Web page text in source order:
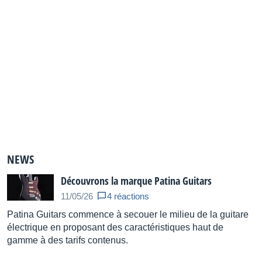
NEWS
Découvrons la marque Patina Guitars
11/05/26
4 réactions
Patina Guitars commence à secouer le milieu de la guitare
électrique en proposant des caractéristiques haut de
gamme à des tarifs contenus.